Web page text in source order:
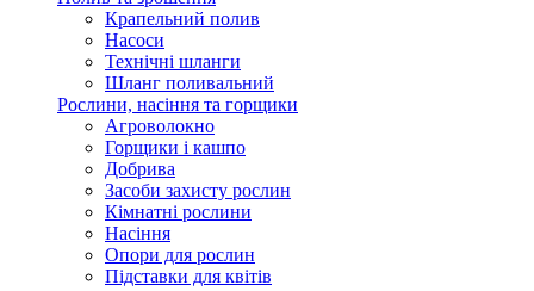
Крапельний полив
Насоси
Технічні шланги
Шланг поливальний
Рослини, насіння та горщики
Агроволокно
Горщики і кашпо
Добрива
Засоби захисту рослин
Кімнатні рослини
Насіння
Опори для рослин
Підставки для квітів